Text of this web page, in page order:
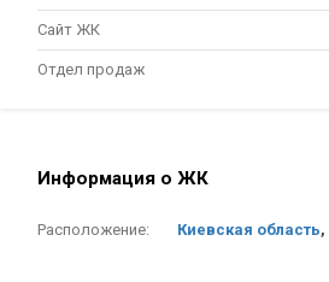
Сайт ЖК
Отдел продаж
Информация о ЖК
Расположение: Киевская область,